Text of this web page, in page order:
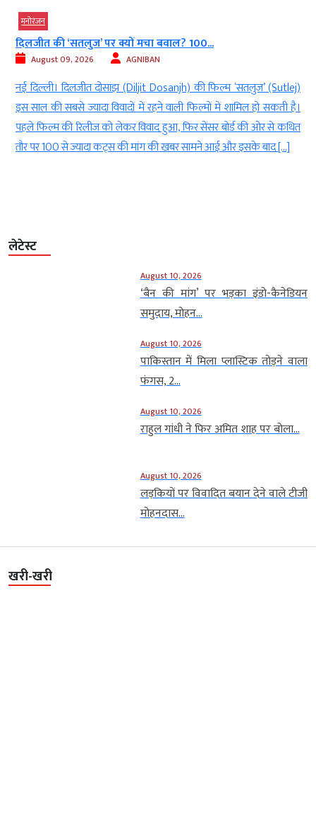
मनोरंजन
दिलजीत की ‘सतलुज’ पर क्यों मचा बवाल? 100...
August 09, 2026 AGNIBAN
नई दिल्ली। दिलजीत दोसांझ (Diljit Dosanjh) की फिल्म ‘सतलुज’ (Sutlej)
इस साल की सबसे ज्यादा विवादों में रहने वाली फिल्मों में शामिल हो सकती है।
पहले फिल्म की रिलीज को लेकर विवाद हुआ, फिर सेंसर बोर्ड की ओर से कथित
तौर पर 100 से ज्यादा कट्स की मांग की खबर सामने आई और इसके बाद […]
लेटेस्ट
August 10, 2026
‘बैन की मांग’ पर भड़का इंडो-कैनेडियन
समुदाय, मोहन...
August 10, 2026
पाकिस्तान में मिला प्लास्टिक तोड़ने वाला
फंगस, 2...
August 10, 2026
राहुल गांधी ने फिर अमित शाह पर बोला...
August 10, 2026
लड़कियों पर विवादित बयान देने वाले टीजी
मोहनदास...
खरी-खरी